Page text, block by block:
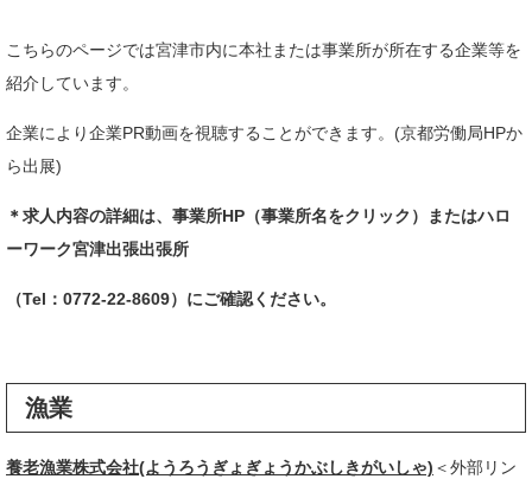
こちらのページでは宮津市内に本社または事業所が所在する企業等を
紹介しています。
企業により企業PR動画を視聴することができます。(京都労働局HPか
ら出展)
＊求人内容の詳細は、事業所HP（事業所名をクリック）またはハロ
ーワーク宮津出張出張所
（Tel：0772-22-8609）にご確認ください。
漁業
養老漁業株式会社(ようろうぎょぎょうかぶしきがいしゃ) ＜外部リン